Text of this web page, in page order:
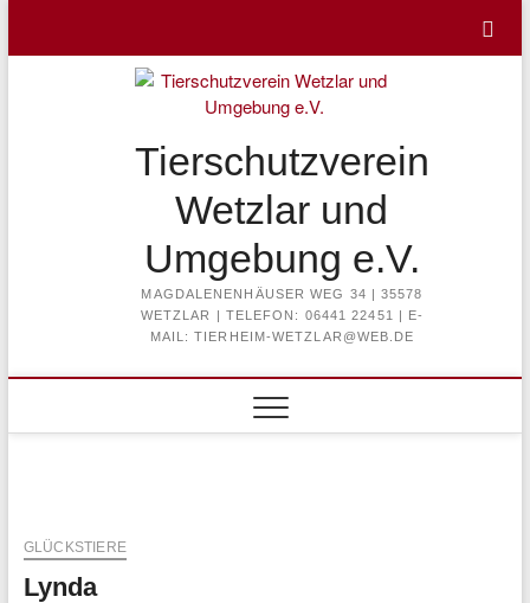
content
Tierschutzverein
Wetzlar und
Umgebung e.V.
MAGDALENENHÄUSER WEG 34 | 35578
WETZLAR | TELEFON: 06441 22451 | E-
MAIL: TIERHEIM-WETZLAR@WEB.DE
GLÜCKSTIERE
Lynda